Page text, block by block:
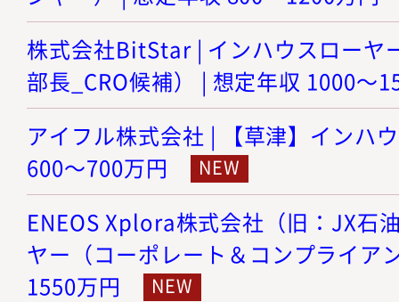
株式会社BitStar | インハウスローヤ
部長_CRO候補） | 想定年収 1000～
アイフル株式会社 | 【草津】インハ
600～700万円
ENEOS Xplora株式会社（旧：JX石
ヤー（コーポレート＆コンプライア
1550万円